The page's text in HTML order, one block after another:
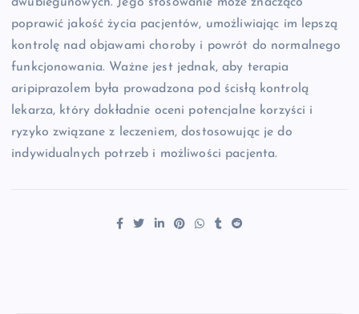
poprawić jakość życia pacjentów, umożliwiając im lepszą
kontrolę nad objawami choroby i powrót do normalnego
funkcjonowania. Ważne jest jednak, aby terapia
aripiprazolem była prowadzona pod ścisłą kontrolą
lekarza, który dokładnie oceni potencjalne korzyści i
ryzyko związane z leczeniem, dostosowując je do
indywidualnych potrzeb i możliwości pacjenta.